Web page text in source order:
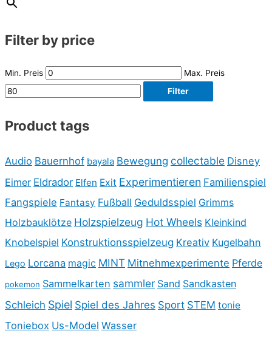
Filter by price
Min. Preis
Max. Preis
Filter
Product tags
Audio Bauernhof bayala Bewegung collectable Disney
Eimer Eldrador Elfen Exit Experimentieren Familienspiel
Fangspiele Fantasy Fußball Geduldsspiel Grimms
Holzbauklötze Holzspielzeug Hot Wheels Kleinkind
Knobelspiel Konstruktionsspielzeug Kreativ Kugelbahn
Lego Lorcana magic MINT Mitnehmexperimente Pferde
pokemon Sammelkarten sammler Sand Sandkasten
Schleich Spiel Spiel des Jahres Sport STEM tonie
Toniebox Us-Model Wasser